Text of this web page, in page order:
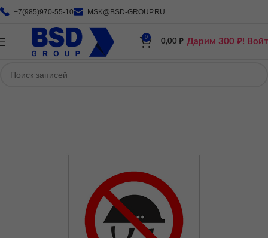
+7(985)970-55-10 MSK@BSD-GROUP.RU
0
0,00 ₽ Дарим 300 ₽!